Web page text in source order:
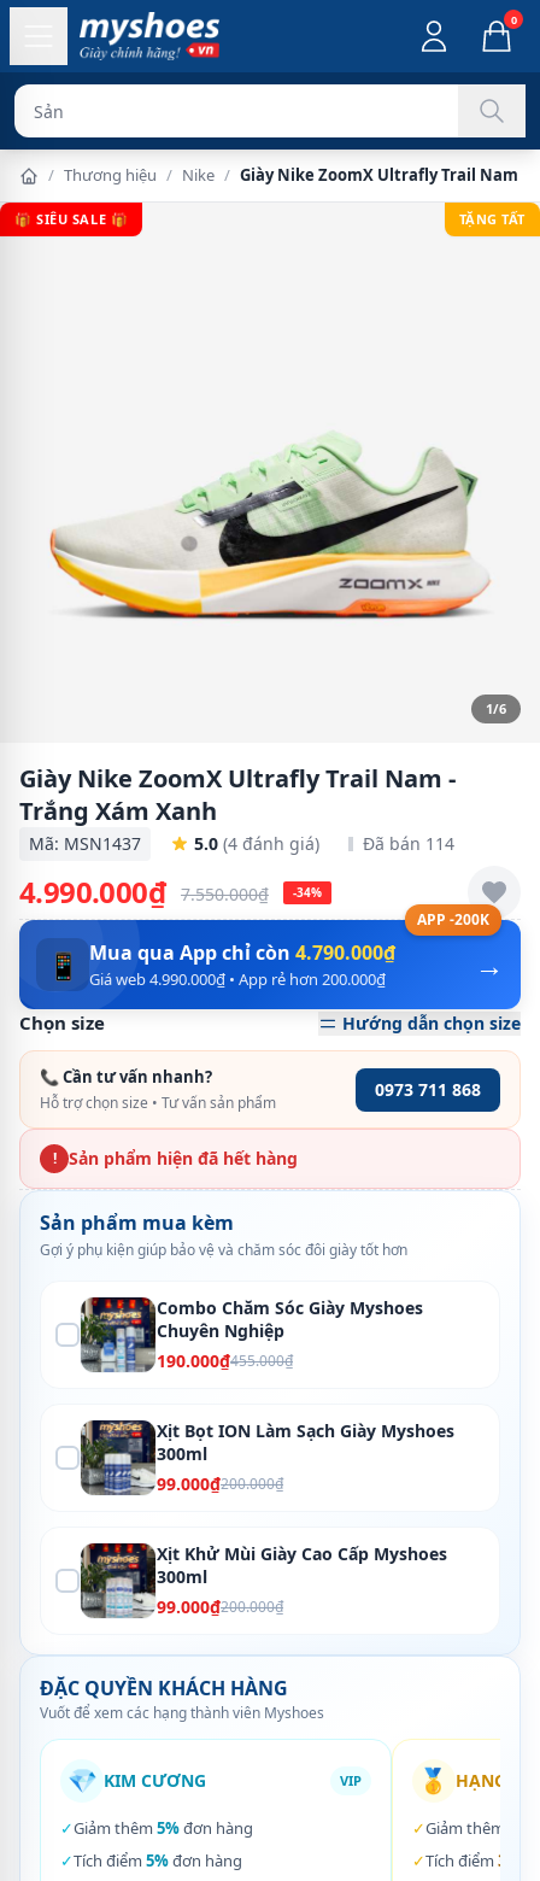
0
Sản phẩm chính
/ Thương hiệu / Nike / Giày Nike ZoomX Ultrafly Trail Nam -
🎁 SIÊU SALE 🎁 TẶNG TẤT
1/6
Giày Nike ZoomX Ultrafly Trail Nam -
Trắng Xám Xanh
Mã: MSN1437 5.0 (4 đánh giá) Đã bán 114
4.990.000₫ 7.550.000₫ -34%
APP -200K
→
📱 Mua qua App chỉ còn 4.790.000₫
Giá web 4.990.000₫ • App rẻ hơn 200.000₫
Chọn size Hướng dẫn chọn size
📞 Cần tư vấn nhanh?
Hỗ trợ chọn size • Tư vấn sản phẩm
0973 711 868
! Sản phẩm hiện đã hết hàng
Sản phẩm mua kèm
Gợi ý phụ kiện giúp bảo vệ và chăm sóc đôi giày tốt hơn
Combo Chăm Sóc Giày Myshoes
Chuyên Nghiệp
190.000₫455.000₫
Xịt Bọt ION Làm Sạch Giày Myshoes
300ml
99.000₫200.000₫
Xịt Khử Mùi Giày Cao Cấp Myshoes
300ml
99.000₫200.000₫
ĐẶC QUYỀN KHÁCH HÀNG
Vuốt để xem các hạng thành viên Myshoes
💎 KIM CƯƠNG VIP
✓Giảm thêm 5%đơn hàng
✓Tích điểm 5%đơn hàng
🥇 HẠNG
✓Giảm thêm
✓Tích điểm 3%